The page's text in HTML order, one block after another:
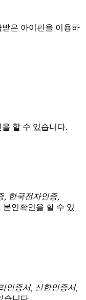
받은 아이핀을 이용하
할 수 있습니다.
, 한국전자인증,
인확인을 할 수 있
인증서, 신한인증서,